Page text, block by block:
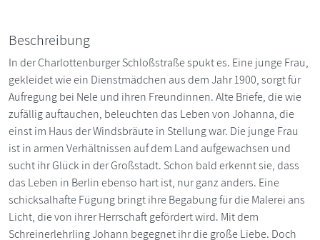
Beschreibung
In der Charlottenburger Schloßstraße spukt es. Eine junge Frau,
gekleidet wie ein Dienstmädchen aus dem Jahr 1900, sorgt für
Aufregung bei Nele und ihren Freundinnen. Alte Briefe, die wie
zufällig auftauchen, beleuchten das Leben von Johanna, die
einst im Haus der Windsbräute in Stellung war. Die junge Frau
ist in armen Verhältnissen auf dem Land aufgewachsen und
sucht ihr Glück in der Großstadt. Schon bald erkennt sie, dass
das Leben in Berlin ebenso hart ist, nur ganz anders. Eine
schicksalhafte Fügung bringt ihre Begabung für die Malerei ans
Licht, die von ihrer Herrschaft gefördert wird. Mit dem
Schreinerlehrling Johann begegnet ihr die große Liebe. Doch